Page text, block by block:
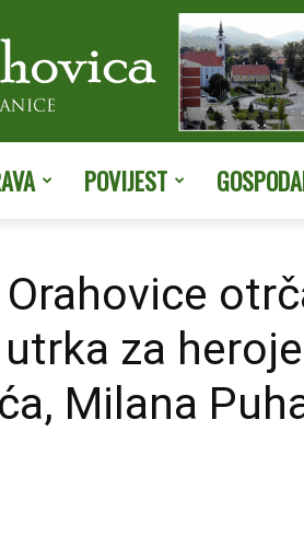
POVIJEST
za heroje
Milana